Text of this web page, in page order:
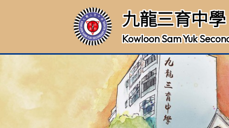
九龍三育中學
Kowloon Sam Yuk